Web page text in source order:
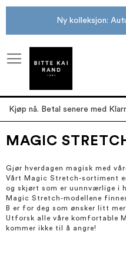
Ny kolleksjon:
Kjøp nå. Betal senere med
MAGIC
Gjør hverdagen magisk med
Vårt Magic Stretch-sortiment
og skjørt som er uunnværlige i
Magic Stretch-modellene
B er for deg som ønsker litt mer
Utforsk alle våre komfortable
kommer ikke til å angre!